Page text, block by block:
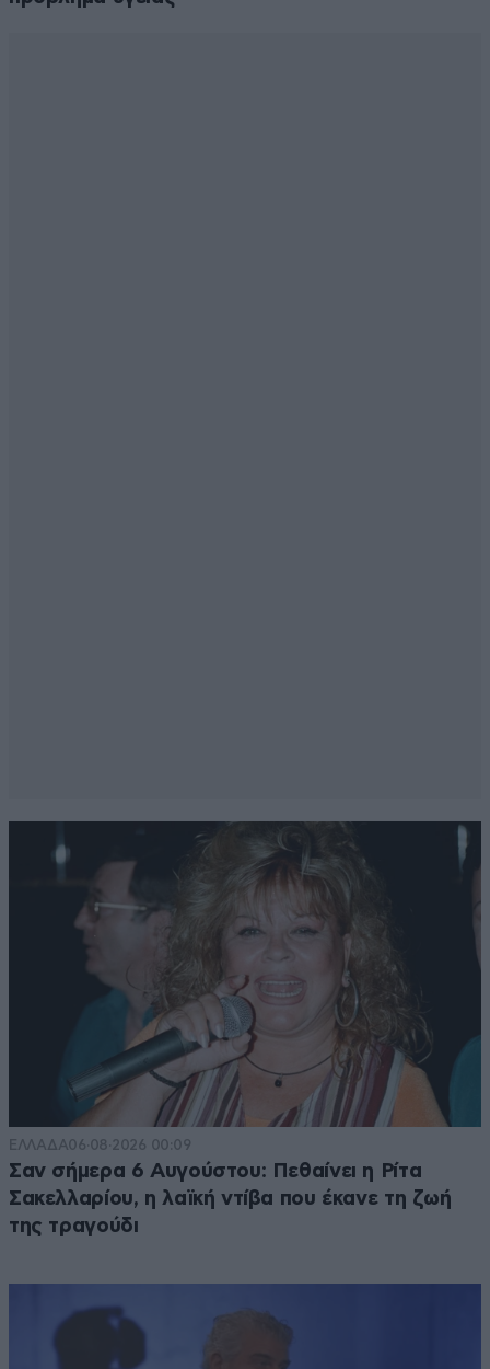
ΕΛΛΑΔΑ06·08·2026 00:09
Σαν σήμερα 6 Αυγούστου: Πεθαίνει η Ρίτα
Σακελλαρίου, η λαϊκή ντίβα που έκανε τη ζωή
της τραγούδι